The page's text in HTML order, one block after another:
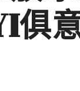
俱